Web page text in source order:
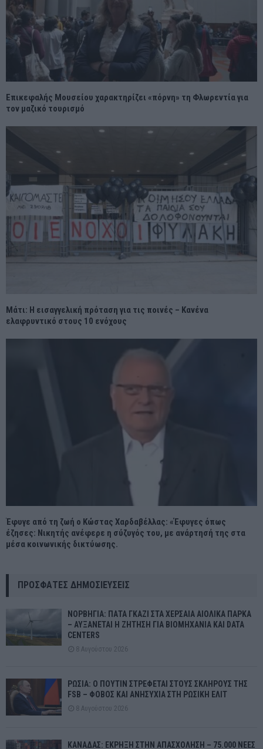
Επικεφαλής Μουσείου χαρακτηρίζει «πόρνη» τη Φλωρεντία για
τον μαζικό τουρισμό
Μάτι: Η εισαγγελική πρόταση για τις ποινές – Κανένα
ελαφρυντικό στους 10 ενόχους
Έφυγε από τη ζωή ο Κώστας Χαρδαβέλλας: «Έφυγες όπως
έζησες: Νικητής ανέφερε η σύζυγός του, με ανάρτησή της στα
μέσα κοινωνικής δικτύωσης.
ΠΡΌΣΦΑΤΕΣ ΔΗΜΟΣΙΕΎΣΕΙΣ
ΝΟΡΒΗΓΙΑ: ΠΑΤΑ ΓΚΑΖΙ ΣΤΑ ΧΕΡΣΑΙΑ ΑΙΟΛΙΚΑ ΠΑΡΚΑ
– ΑΥΞΑΝΕΤΑΙ Η ΖΗΤΗΣΗ ΓΙΑ ΒΙΟΜΗΧΑΝΙΑ ΚΑΙ DATA
CENTERS
8 Αυγούστου 2026
ΡΩΣΙΑ: Ο ΠΟΥΤΙΝ ΣΤΡΕΦΕΤΑΙ ΣΤΟΥΣ ΣΚΛΗΡΟΥΣ ΤΗΣ
FSB – ΦΟΒΟΣ ΚΑΙ ΑΝΗΣΥΧΙΑ ΣΤΗ ΡΩΣΙΚΗ ΕΛΙΤ
8 Αυγούστου 2026
ΚΑΝΑΔΑΣ: ΕΚΡΗΞΗ ΣΤΗΝ ΑΠΑΣΧΟΛΗΣΗ – 75.000 ΝΕΕΣ